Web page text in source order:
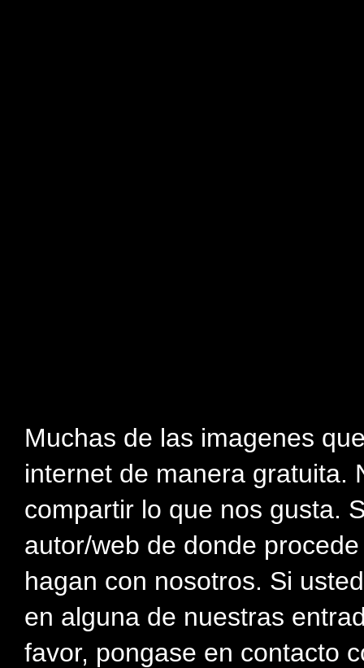
Muchas de las imagenes
internet de manera gratuita.
compartir lo que nos gusta.
autor/web de donde
hagan con nosotros. Si
en alguna de nuestras
favor, pongase en contacto